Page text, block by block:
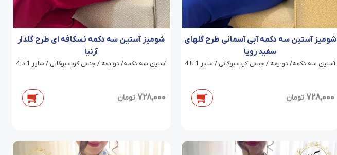
شومیز آستین سه دکمه آبی آسمانی طرح گلهای
سفید رویا
آستین سه دکمه/ دو یقه / جنس کرپ بوگاتی / سایز 1 تا 4
728,000 تومان
شومیز آستین سه دکمه نسکافه ای طرح گلدار
آرنیا
آستین سه دکمه/ دو یقه / جنس کرپ بوگاتی / سایز 1 تا 4
728,000 تومان